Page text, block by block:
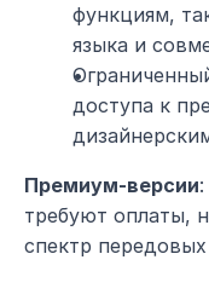
функциям,
языка и
доступа к
Премиум-версии
требуют оплаты,
спектр